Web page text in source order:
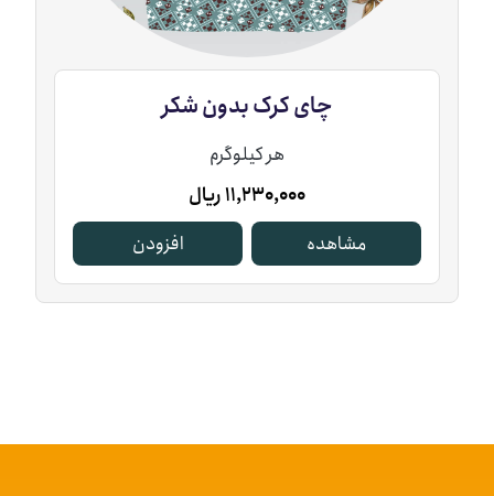
چای ‏کرک ‏بدون ‏شکر
هر کیلوگرم
11,230,000ریال
مشاهده
افزودن